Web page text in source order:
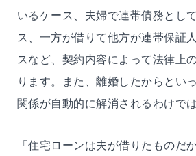
いるケース、夫婦で連帯債務とし
ス、一方が借りて他方が連帯保証
スなど、契約内容によって法律上
ります。また、離婚したからとい
関係が自動的に解消されるわけで
「住宅ローンは夫が借りたものだ